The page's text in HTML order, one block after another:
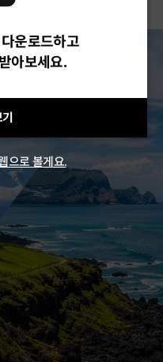
운로드하고
아보세요.
으로 볼게요.